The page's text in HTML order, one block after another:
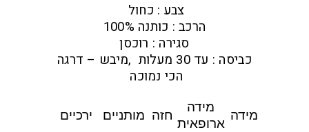
צבע : כחול
הרכב : כותנה 100%
סגירה : רוכסן
כביסה : עד 30 מעלות ,מיבש – דרגה
הכי נמוכה
מידה
מידה
ארופאית
חזה מותניים ירכיים